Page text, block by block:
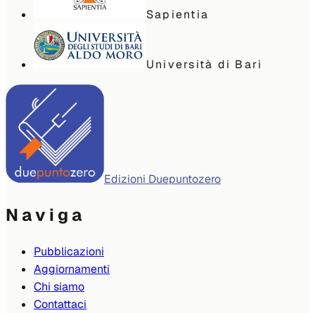
Sapientia
Università di Bari
Edizioni Duepuntozero
Naviga
Pubblicazioni
Aggiornamenti
Chi siamo
Contattaci